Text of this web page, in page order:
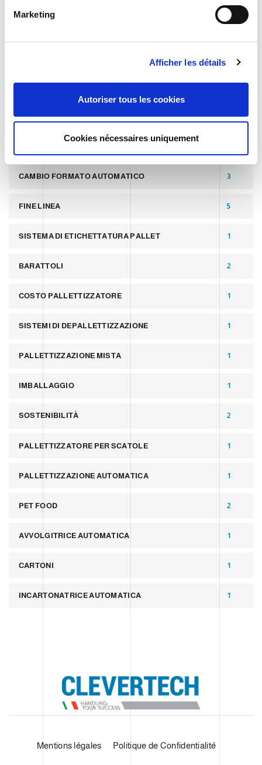
m
Marketing
Afficher les détails
Autoriser tous les cookies
Cookies nécessaires uniquement
8
LINEA PER PRODUZIONE DI LATTINE ALLUMINIO 2
CAMBIO FORMATO AUTOMATICO 3
FINE LINEA 5
SISTEMA DI ETICHETTATURA PALLET 1
BARATTOLI 2
COSTO PALLETTIZZATORE 1
SISTEMI DI DEPALLETTIZZAZIONE 1
PALLETTIZZAZIONE MISTA 1
IMBALLAGGIO 1
SOSTENIBILITÀ 2
PALLETTIZZATORE PER SCATOLE 1
PALLETTIZZAZIONE AUTOMATICA 1
PET FOOD 2
AVVOLGITRICE AUTOMATICA 1
CARTONI 1
INCARTONATRICE AUTOMATICA 1
Mentions légales Politique de Confidentialité